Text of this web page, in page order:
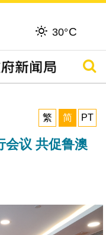
30°C
搜寻
繁
简 PT
会议 共促鲁澳